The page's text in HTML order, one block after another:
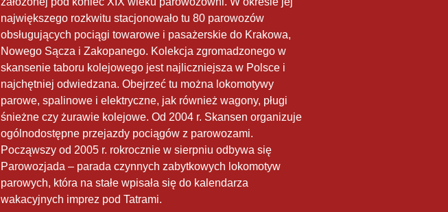
największego rozkwitu stacjonowało tu 80 parowozów
obsługujących pociągi towarowe i pasażerskie do Krakowa,
Nowego Sącza i Zakopanego. Kolekcja zgromadzonego w
skansenie taboru kolejowego jest najliczniejsza w Polsce i
najchętniej odwiedzana. Obejrzeć tu można lokomotywy
parowe, spalinowe i elektryczne, jak również wagony, pługi
śnieżne czy żurawie kolejowe. Od 2004 r. Skansen organizuje
ogólnodostępne przejazdy pociągów z parowozami.
Począwszy od 2005 r. rokrocznie w sierpniu odbywa się
Parowozjada – parada czynnych zabytkowych lokomotyw
parowych, która na stałe wpisała się do kalendarza
wakacyjnych imprez pod Tatrami.